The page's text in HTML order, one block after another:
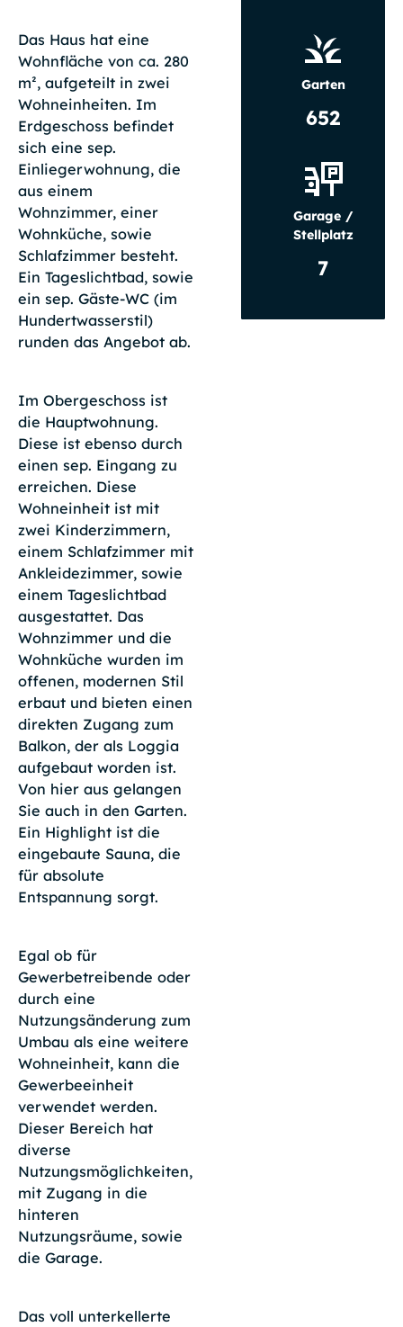
Das Haus hat eine
Wohnfläche von ca. 280
m², aufgeteilt in zwei
Wohneinheiten. Im
Erdgeschoss befindet
sich eine sep.
Einliegerwohnung, die
aus einem
Wohnzimmer, einer
Wohnküche, sowie
Schlafzimmer besteht.
Ein Tageslichtbad, sowie
ein sep. Gäste-WC (im
Hundertwasserstil)
runden das Angebot ab.
Im Obergeschoss ist
die Hauptwohnung.
Diese ist ebenso durch
einen sep. Eingang zu
erreichen. Diese
Wohneinheit ist mit
zwei Kinderzimmern,
einem Schlafzimmer mit
Ankleidezimmer, sowie
einem Tageslichtbad
ausgestattet. Das
Wohnzimmer und die
Wohnküche wurden im
offenen, modernen Stil
erbaut und bieten einen
direkten Zugang zum
Balkon, der als Loggia
aufgebaut worden ist.
Von hier aus gelangen
Sie auch in den Garten.
Ein Highlight ist die
eingebaute Sauna, die
für absolute
Entspannung sorgt.
Egal ob für
Gewerbetreibende oder
durch eine
Nutzungsänderung zum
Umbau als eine weitere
Wohneinheit, kann die
Gewerbeeinheit
verwendet werden.
Dieser Bereich hat
diverse
Nutzungsmöglichkeiten,
mit Zugang in die
hinteren
Nutzungsräume, sowie
die Garage.
Das voll unterkellerte
Garten
652
Garage /
Stellplatz
7